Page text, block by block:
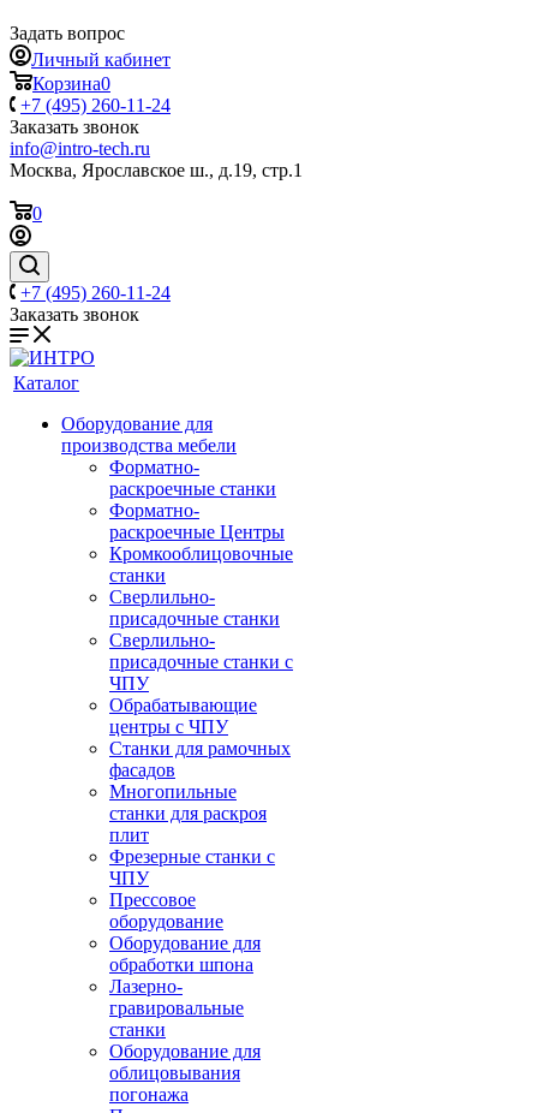
Задать вопрос
Личный кабинет
Корзина0
+7 (495) 260-11-24
Заказать звонок
info@intro-tech.ru
Москва, Ярославское ш., д.19, стр.1
0
+7 (495) 260-11-24
Заказать звонок
Каталог
Оборудование для
производства мебели
Форматно-
раскроечные станки
Форматно-
раскроечные Центры
Кромкооблицовочные
станки
Сверлильно-
присадочные станки
Сверлильно-
присадочные станки с
ЧПУ
Обрабатывающие
центры с ЧПУ
Станки для рамочных
фасадов
Многопильные
станки для раскроя
плит
Фрезерные станки с
ЧПУ
Прессовое
оборудование
Оборудование для
обработки шпона
Лазерно-
гравировальные
станки
Оборудование для
облицовывания
погонажа